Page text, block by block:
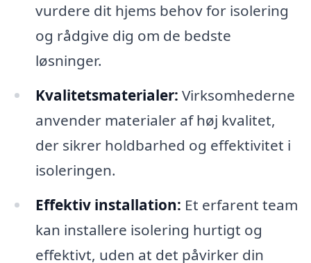
vurdere dit hjems behov for isolering
og rådgive dig om de bedste
løsninger.
Kvalitetsmaterialer: Virksomhederne
anvender materialer af høj kvalitet,
der sikrer holdbarhed og effektivitet i
isoleringen.
Effektiv installation: Et erfarent team
kan installere isolering hurtigt og
effektivt, uden at det påvirker din